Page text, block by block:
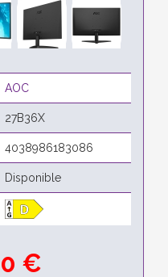
AOC
27B36X
4038986183086
Disponible
€